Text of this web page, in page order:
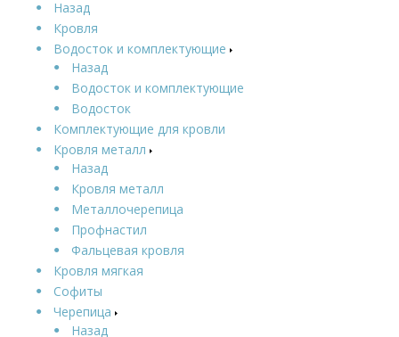
Назад
Кровля
Водосток и комплектующие
Назад
Водосток и комплектующие
Водосток
Комплектующие для кровли
Кровля металл
Назад
Кровля металл
Металлочерепица
Профнастил
Фальцевая кровля
Кровля мягкая
Софиты
Черепица
Назад